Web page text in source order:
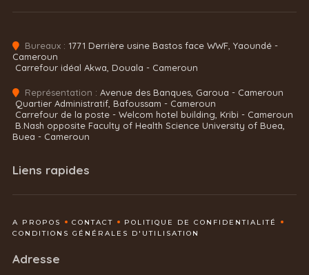
Bureaux : 1771 Derrière usine Bastos face WWF, Yaoundé -
Cameroun
Carrefour idéal Akwa, Douala - Cameroun
Représentation : Avenue des Banques, Garoua - Cameroun
Quartier Administratif, Bafoussam - Cameroun
Carrefour de la poste - Welcom hotel building, Kribi - Cameroun
B.Nash opposite Faculty of Health Science University of Buea,
Buea - Cameroun
Liens rapides
A PROPOS CONTACT
POLITIQUE DE CONFIDENTIALITÉ
CONDITIONS GÉNÉRALES D'UTILISATION
Adresse